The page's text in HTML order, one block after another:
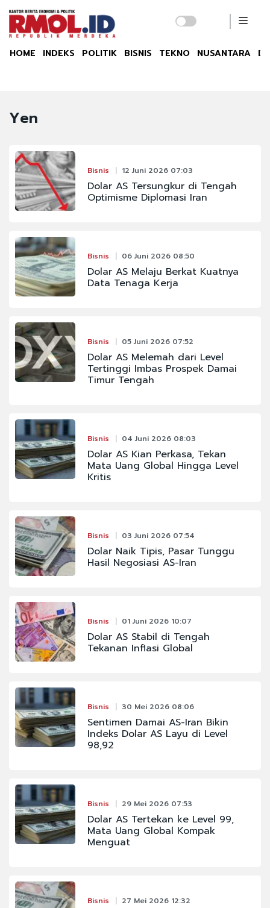
HOME INDEKS POLITIK BISNIS TEKNO NUSANTARA
Yen
Bisnis 12 Juni 2026 07:03
Dolar AS Tersungkur di Tengah
Optimisme Diplomasi Iran
Bisnis 06 Juni 2026 08:50
Dolar AS Melaju Berkat Kuatnya
Data Tenaga Kerja
Bisnis 05 Juni 2026 07:52
Dolar AS Melemah dari Level
Tertinggi Imbas Prospek Damai
Timur Tengah
Bisnis 04 Juni 2026 08:03
Dolar AS Kian Perkasa, Tekan
Mata Uang Global Hingga Level
Kritis
Bisnis 03 Juni 2026 07:54
Dolar Naik Tipis, Pasar Tunggu
Hasil Negosiasi AS-Iran
Bisnis 01 Juni 2026 10:07
Dolar AS Stabil di Tengah
Tekanan Inflasi Global
Bisnis 30 Mei 2026 08:06
Sentimen Damai AS-Iran Bikin
Indeks Dolar AS Layu di Level
98,92
Bisnis 29 Mei 2026 07:53
Dolar AS Tertekan ke Level 99,
Mata Uang Global Kompak
Menguat
Bisnis 27 Mei 2026 12:32